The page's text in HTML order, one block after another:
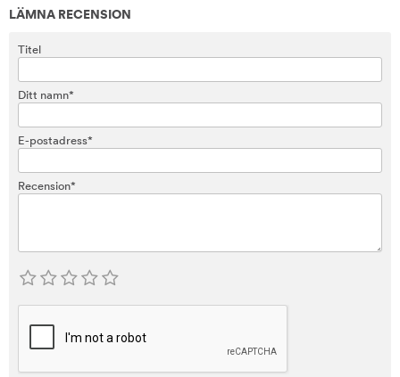
LÄMNA RECENSION
Titel
Ditt namn*
E-postadress*
Recension*